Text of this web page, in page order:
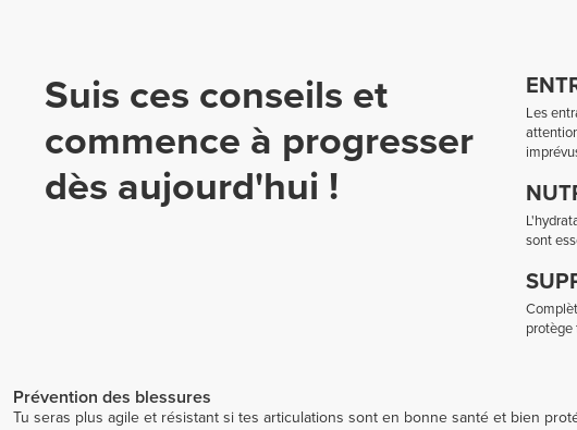
Suis ces conseils et
commence à progresser
dès aujourd'hui !
Les
sont
protège
Prévention des blessures
Tu seras plus agile et résistant si tes articulations sont en bonne santé et bien